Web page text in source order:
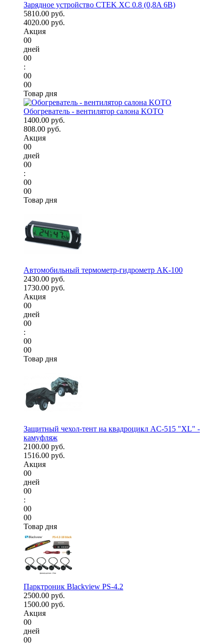
Зарядное устройство CTEK XC 0.8 (0,8A 6В)
5810.00 руб.
4020.00 руб.
Акция
00
дней
00
:
00
00
Товар дня
Обогреватель - вентилятор салона KOTO
1400.00 руб.
808.00 руб.
Акция
00
дней
00
:
00
00
Товар дня
Автомобильный термометр-гидрометр AK-100
2430.00 руб.
1730.00 руб.
Акция
00
дней
00
:
00
00
Товар дня
Защитный чехол-тент на квадроцикл AC-515 "XL" -
камуфляж
2100.00 руб.
1516.00 руб.
Акция
00
дней
00
:
00
00
Товар дня
Парктроник Blackview PS-4.2
2500.00 руб.
1500.00 руб.
Акция
00
дней
00